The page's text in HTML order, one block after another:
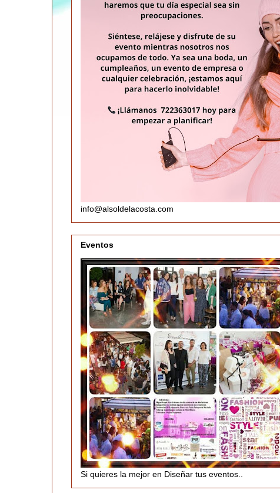
info@alsoldelacosta.com
Eventos
Si quieres la mejor en Diseñar tus eventos..